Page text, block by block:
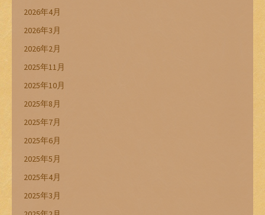
2026年4月
2026年3月
2026年2月
2025年11月
2025年10月
2025年8月
2025年7月
2025年6月
2025年5月
2025年4月
2025年3月